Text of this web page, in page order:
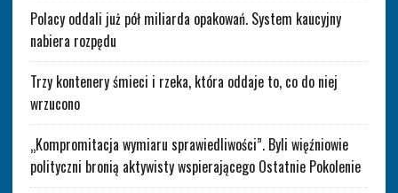
Polacy oddali już pół miliarda opakowań. System kaucyjny
nabiera rozpędu
Trzy kontenery śmieci i rzeka, która oddaje to, co do niej
wrzucono
„Kompromitacja wymiaru sprawiedliwości”. Byli więźniowie
polityczni bronią aktywisty wspierającego Ostatnie Pokolenie